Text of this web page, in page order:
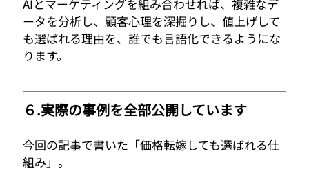
AIとマーケティングを組み合わせれば、複雑なデ
ータを分析し、顧客心理を深掘りし、値上げして
も選ばれる理由を、誰でも言語化できるようにな
ります。
６.実際の事例を全部公開しています
今回の記事で書いた「価格転嫁しても選ばれる仕
組み」。